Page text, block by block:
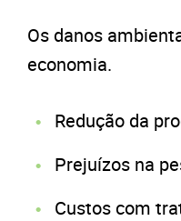
Os danos
economia.
Redução da
Prejuízos na
Custos com